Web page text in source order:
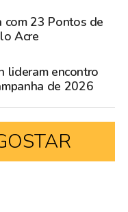
com 23 Pontos de
Acre
lideram encontro
de 2026